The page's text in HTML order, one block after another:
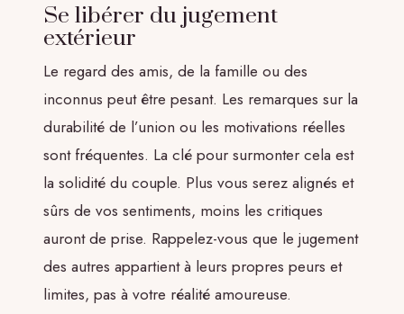
Se libérer du jugement
extérieur
Le regard des amis, de la famille ou des
inconnus peut être pesant. Les remarques sur la
durabilité de l’union ou les motivations réelles
sont fréquentes. La clé pour surmonter cela est
la solidité du couple. Plus vous serez alignés et
sûrs de vos sentiments, moins les critiques
auront de prise. Rappelez-vous que le jugement
des autres appartient à leurs propres peurs et
limites, pas à votre réalité amoureuse.